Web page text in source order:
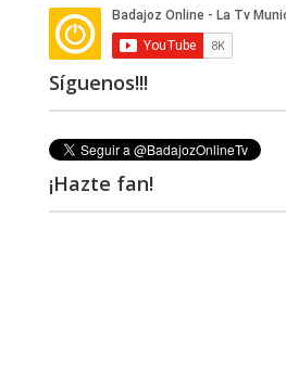
Síguenos!!!
¡Hazte fan!